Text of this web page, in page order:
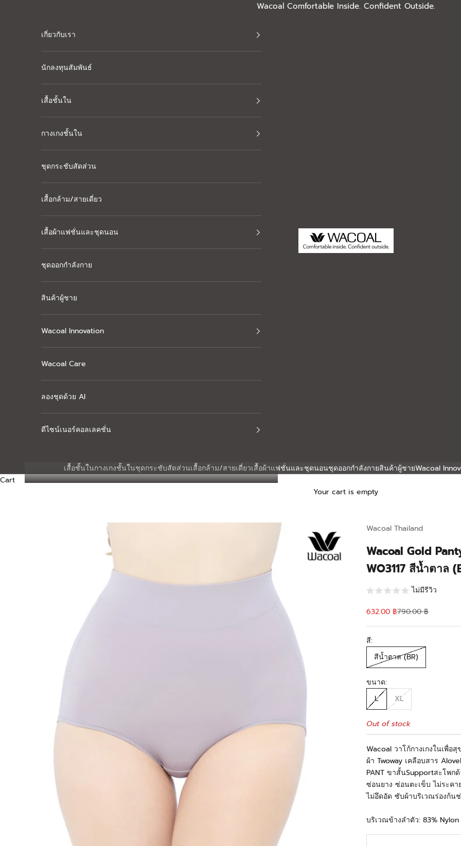
Wacoal Comfortable Inside. Confident Outside.
Thai Wacoal Public Company Limited
เสื้อชั้นในกางเกงชั้นในชุดกระชับสัดส่วนเสื้อกล้าม/สายเดี่ยวเสื้อผ้าแฟชั่นและชุดนอนชุดออกกำลังกายสินค้าผู้ชายWacoal
เกี่ยวกับเรา
นักลงทุนสัมพันธ์
เสื้อชั้นใน
กางเกงชั้นใน
ชุดกระชับสัดส่วน
เสื้อกล้าม/สายเดี่ยว
เสื้อผ้าแฟชั่นและชุดนอน
ชุดออกกำลังกาย
สินค้าผู้ชาย
Wacoal Innovation
Wacoal Care
ลองชุดด้วย AI
ดีไซน์เนอร์คอลเลคชั่น
Cart
Your cart is empty
Wacoal Thailand
Wacoal Gold
WO3117 สีน้ำตาล
ไม่มีรีวิว
Sale price
632.00 ฿Regular price
790.00 ฿
สี:
สีน้ำตาล (BR)
ขนาด:
L
XL
Out of stock
Wacoal วาโก้กางเกงในเพื่อ
ผ้า Twoway เคลือบสาร
PANT ขาสั้นSupportสะโพก
ซ่อนยาง ซ่อนตะเข็บ ไม่ระคา
ไม่อึดอัด ซับผ้าบริเวณร่องก้น
บริเวณข้างลำตัว: 83%